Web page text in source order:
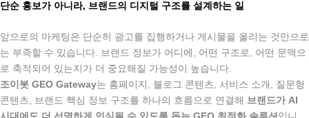
단순 홍보가 아니라, 브랜드의 디지털 구조를 설계하는 일
앞으로의 마케팅은 단순히 광고를 집행하거나 게시물을 올리는 것만으로
는 부족할 수 있습니다. 브랜드 정보가 어디에, 어떤 구조로, 어떤 문맥으
로 축적되어 있는지가 더 중요해질 가능성이 높습니다.
조이봇 GEO Gateway는 홈페이지, 블로그 콘텐츠, 서비스 소개, 질문형
콘텐츠, 브랜드 핵심 정보 구조를 하나의 흐름으로 연결해 브랜드가 AI